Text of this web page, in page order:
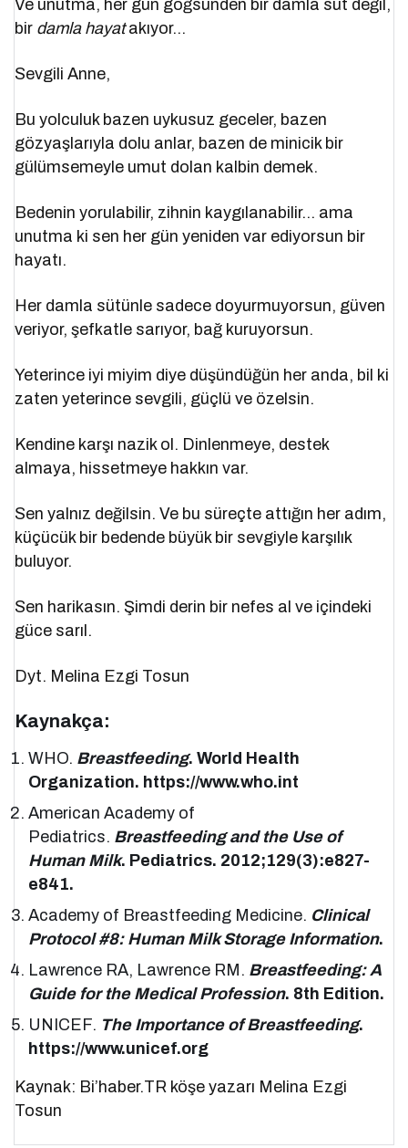
Ve unutma, her gün göğsünden bir damla süt değil,
bir damla hayatakıyor…
Sevgili Anne,
Bu yolculuk bazen uykusuz geceler, bazen
gözyaşlarıyla dolu anlar, bazen de minicik bir
gülümsemeyle umut dolan kalbin demek.
Bedenin yorulabilir, zihnin kaygılanabilir… ama
unutma ki sen her gün yeniden var ediyorsun bir
hayatı.
Her damla sütünle sadece doyurmuyorsun, güven
veriyor, şefkatle sarıyor, bağ kuruyorsun.
Yeterince iyi miyim diye düşündüğün her anda, bil ki
zaten yeterince sevgili, güçlü ve özelsin.
Kendine karşı nazik ol. Dinlenmeye, destek
almaya, hissetmeye hakkın var.
Sen yalnız değilsin. Ve bu süreçte attığın her adım,
küçücük bir bedende büyük bir sevgiyle karşılık
buluyor.
Sen harikasın. Şimdi derin bir nefes al ve içindeki
güce sarıl.
Dyt. Melina Ezgi Tosun
Kaynakça:
WHO. Breastfeeding. World Health
Organization. https://www.who.int
American Academy of
Pediatrics. Breastfeeding and the Use of
Human Milk. Pediatrics. 2012;129(3):e827-
e841.
Academy of Breastfeeding Medicine. Clinical
Protocol #8: Human Milk Storage Information.
Lawrence RA, Lawrence RM. Breastfeeding: A
Guide for the Medical Profession. 8th Edition.
UNICEF. The Importance of Breastfeeding.
https://www.unicef.org
Kaynak: Bi’haber.TR köşe yazarı Melina Ezgi
Tosun